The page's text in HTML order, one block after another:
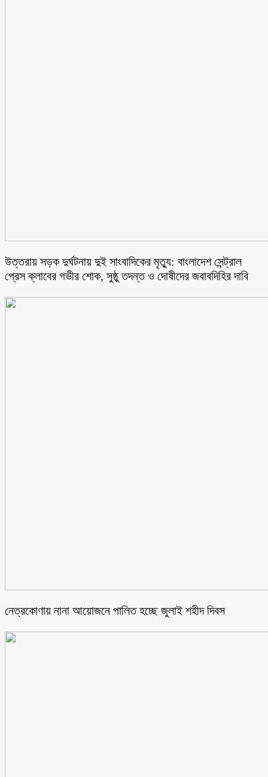
উত্তরায় সড়ক দুর্ঘটনায় দুই সাংবাদিকের মৃত্যু: বাংলাদেশ সেন্ট্রাল
প্রেস ক্লাবের গভীর শোক, সুষ্ঠু তদন্ত ও দোষীদের জবাবদিহির দাবি
নেত্রকোণায় নানা আয়োজনে পালিত হচ্ছে জুলাই শহীদ দিবস